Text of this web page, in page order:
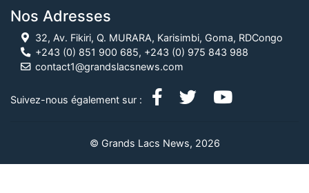
Nos Adresses
32, Av. Fikiri, Q. MURARA, Karisimbi, Goma, RDCongo
+243 (0) 851 900 685, +243 (0) 975 843 988
contact1@grandslacsnews.com
Suivez-nous également sur :
© Grands Lacs News, 2026